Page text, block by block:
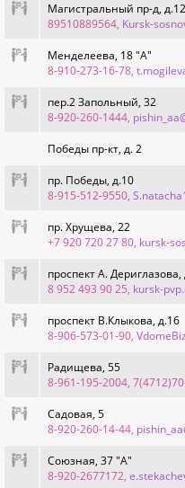
Магистральный пр-д, д.12
89510889564, Kursk-
Менделеева, 18 "А"
8-910-273-16-78,
пер.2 Запольный, 32
8-920-260-1444,
Победы пр-кт, д. 2
пр. Победы, д.10
8-915-512-9550,
пр. Хрущева, 22
+7 920 720 27 80, kursk-
проспект А. Дериглазова,
8 952 493 90 25, kursk-
проспект В.Клыкова, д.16
8-906-573-01-90,
Радищева, 55
8-961-195-2004,
Садовая, 5
8-920-260-14-44,
Союзная, 37 "А"
8-920-2677172,